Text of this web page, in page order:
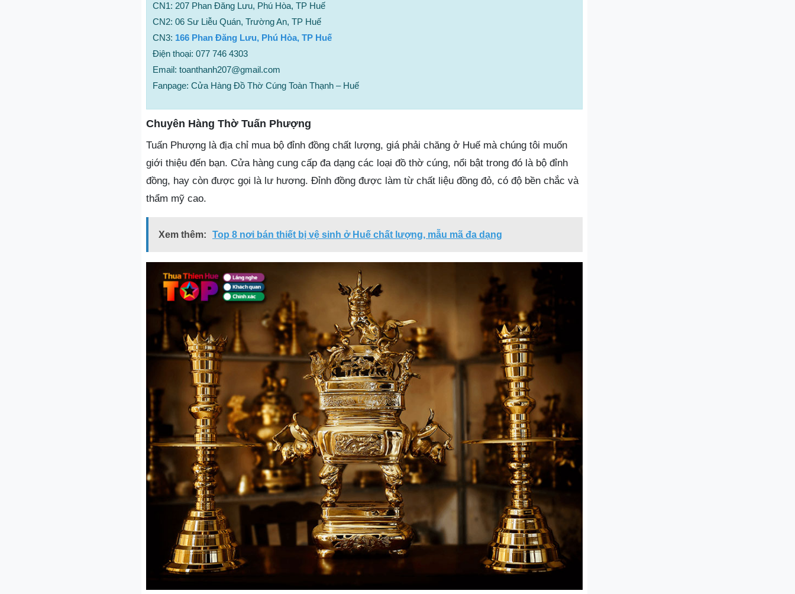
CN1: 207 Phan Đăng Lưu, Phú Hòa, TP Huế
CN2: 06 Sư Liễu Quán, Trường An, TP Huế
CN3: 166 Phan Đăng Lưu, Phú Hòa, TP Huế
Điện thoại: 077 746 4303
Email: toanthanh207@gmail.com
Fanpage: Cửa Hàng Đồ Thờ Cúng Toàn Thạnh – Huế
Chuyên Hàng Thờ Tuấn Phượng
Tuấn Phượng là địa chỉ mua bộ đỉnh đồng chất lượng, giá phải chăng ở Huế mà chúng tôi muốn
giới thiệu đến bạn. Cửa hàng cung cấp đa dạng các loại đồ thờ cúng, nổi bật trong đó là bộ đỉnh
đồng, hay còn được gọi là lư hương. Đỉnh đồng được làm từ chất liệu đồng đỏ, có độ bền chắc và
thẩm mỹ cao.
Xem thêm: Top 8 nơi bán thiết bị vệ sinh ở Huế chất lượng, mẫu mã đa dạng